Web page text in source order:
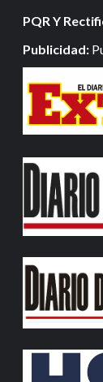
PQR Y
Publicidad: